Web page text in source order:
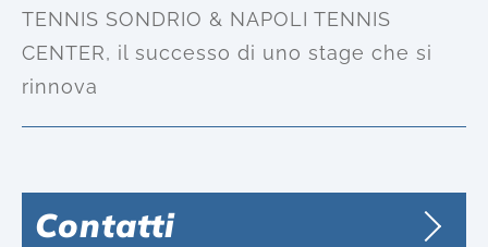
TENNIS SONDRIO & NAPOLI TENNIS
CENTER, il successo di uno stage che si
rinnova
Contatti